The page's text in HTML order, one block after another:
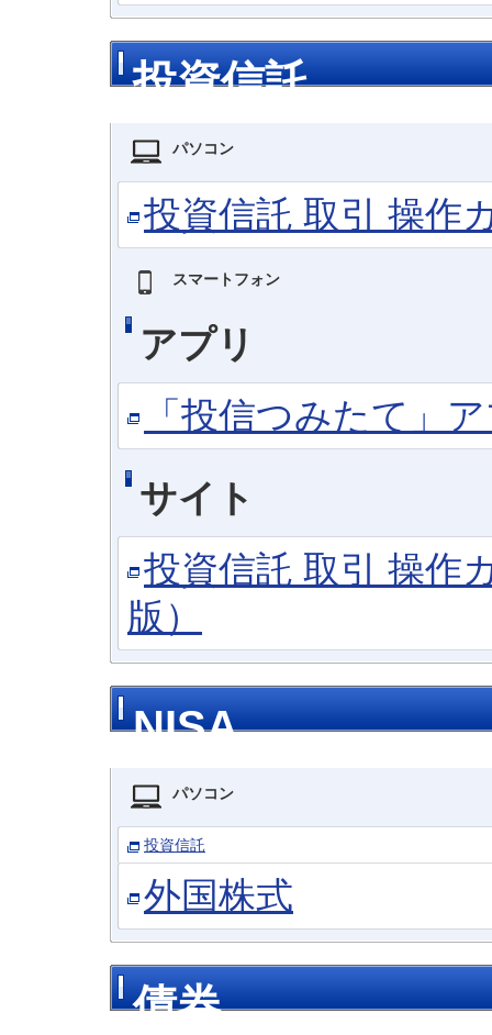
投資信託
パソコン
投資信託 取引 操作
スマートフォン
アプリ
「投信つみたて」
サイト
投資信託 取引 操作
版）
NISA
パソコン
投資信託
外国株式
債券